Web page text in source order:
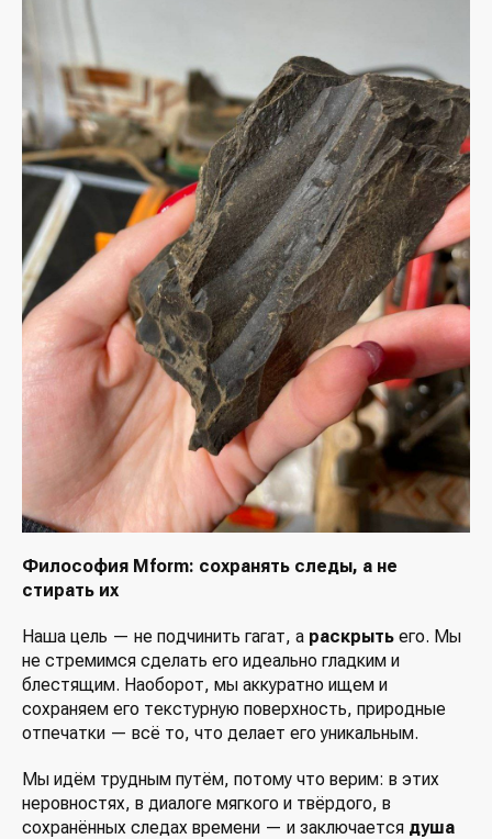
Философия Mform: сохранять следы, а не
стирать их
Наша цель — не подчинить гагат, а раскрыть его. Мы
не стремимся сделать его идеально гладким и
блестящим. Наоборот, мы аккуратно ищем и
сохраняем его текстурную поверхность, природные
отпечатки — всё то, что делает его уникальным.
Мы идём трудным путём, потому что верим: в этих
неровностях, в диалоге мягкого и твёрдого, в
сохранённых следах времени — и заключается душа